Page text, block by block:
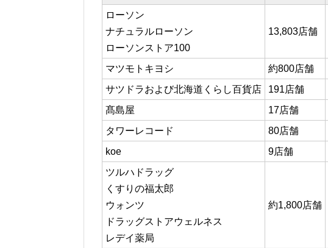
ローソン
ナチュラルローソン
ローソンストア100
13,803店舗
マツモトキヨシ 約800店舗
サツドラおよび北海道くらし百貨店
191店舗
髙島屋
17店舗
タワーレコード
80店舗
koe
9店舗
ツルハドラッグ
くすりの福太郎
ウォンツ
ドラッグストアウェルネス
レデイ薬局
約1,800店舗